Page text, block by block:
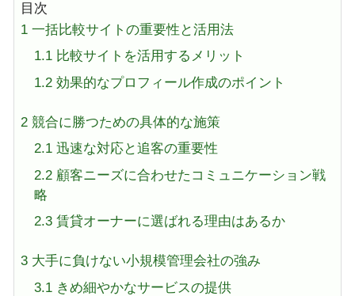
目次
1 一括比較サイトの重要性と活用法
1.1比較サイトを活用するメリット
1.2効果的なプロフィール作成のポイント
2 競合に勝つための具体的な施策
2.1迅速な対応と追客の重要性
2.2顧客ニーズに合わせたコミュニケーション戦
略
2.3賃貸オーナーに選ばれる理由はあるか
3 大手に負けない小規模管理会社の強み
3.1きめ細やかなサービスの提供